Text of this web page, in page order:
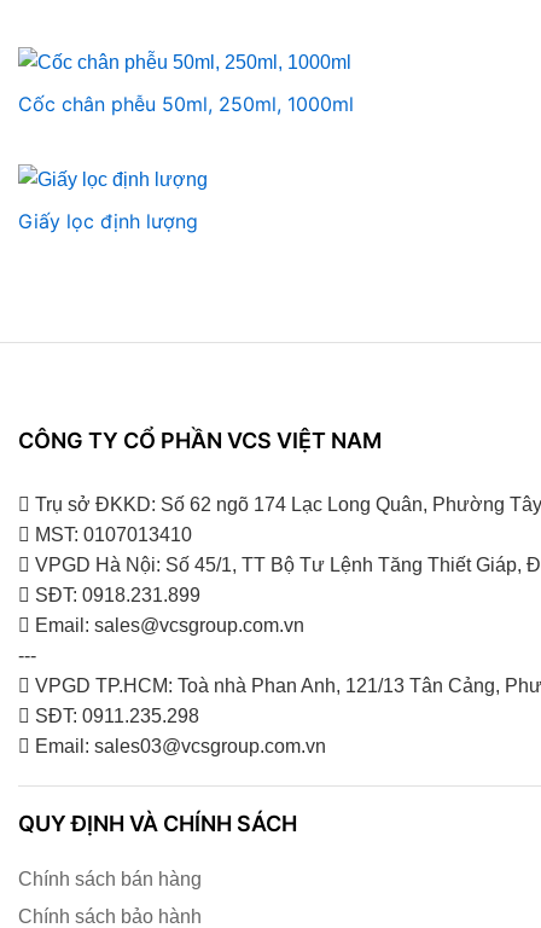
Cốc chân phễu 50ml, 250ml, 1000ml
Giấy lọc định lượng
CÔNG TY CỔ PHẦN VCS VIỆT NAM
Trụ sở ĐKKD: Số 62 ngõ 174 Lạc Long Quân, Phường
MST: 0107013410
VPGD Hà Nội: Số 45/1, TT Bộ Tư Lệnh Tăng Thiết
SĐT: 0918.231.899
Email: sales@vcsgroup.com.vn
---
VPGD TP.HCM: Toà nhà Phan Anh, 121/13 Tân Cảng,
SĐT: 0911.235.298
Email: sales03@vcsgroup.com.vn
QUY ĐỊNH VÀ CHÍNH SÁCH
Chính sách bán hàng
Chính sách bảo hành